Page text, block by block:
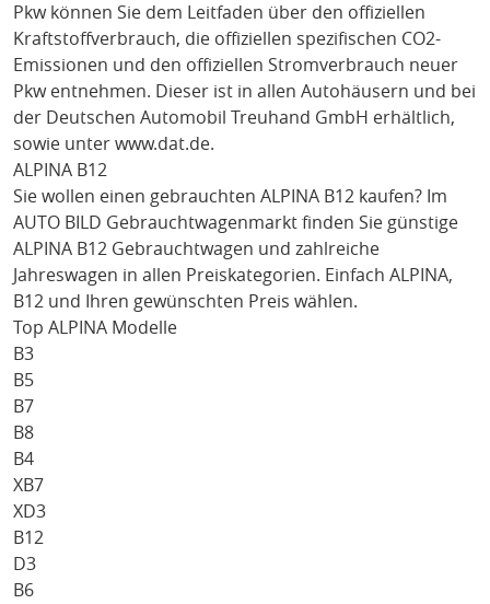
Pkw können Sie dem Leitfaden über den offiziellen
Kraftstoffverbrauch, die offiziellen spezifischen CO2-
Emissionen und den offiziellen Stromverbrauch neuer
Pkw entnehmen. Dieser ist in allen Autohäusern und bei
der Deutschen Automobil Treuhand GmbH erhältlich,
sowie unter www.dat.de.
ALPINA B12
Sie wollen einen gebrauchten ALPINA B12 kaufen? Im
AUTO BILD Gebrauchtwagenmarkt finden Sie günstige
ALPINA B12 Gebrauchtwagen und zahlreiche
Jahreswagen in allen Preiskategorien. Einfach ALPINA,
B12 und Ihren gewünschten Preis wählen.
Top ALPINA Modelle
B3
B5
B7
B8
B4
XB7
XD3
B12
D3
B6